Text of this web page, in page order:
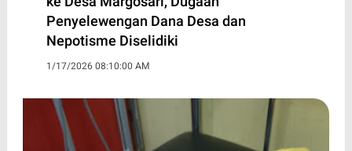
Penyelewengan Dana Desa dan
Nepotisme Diselidiki
1/17/2026 08:10:00 AM